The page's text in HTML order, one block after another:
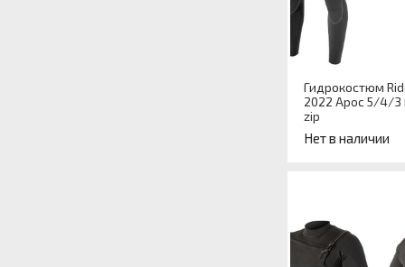
Гидрокостюм
2022 Apoc 5/4/
zip
Нет в наличии